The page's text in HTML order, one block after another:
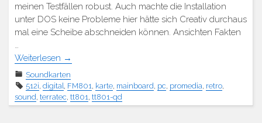
meinen Testfällen robust. Auch machte die Installation
unter DOS keine Probleme hier hätte sich Creativ durchaus
mal eine Scheibe abschneiden können. Ansichten Fakten
…
Weiterlesen →
Soundkarten
512i, digital, FM801, karte, mainboard, pc, promedia, retro,
sound, terratec, tt801, tt801-qd